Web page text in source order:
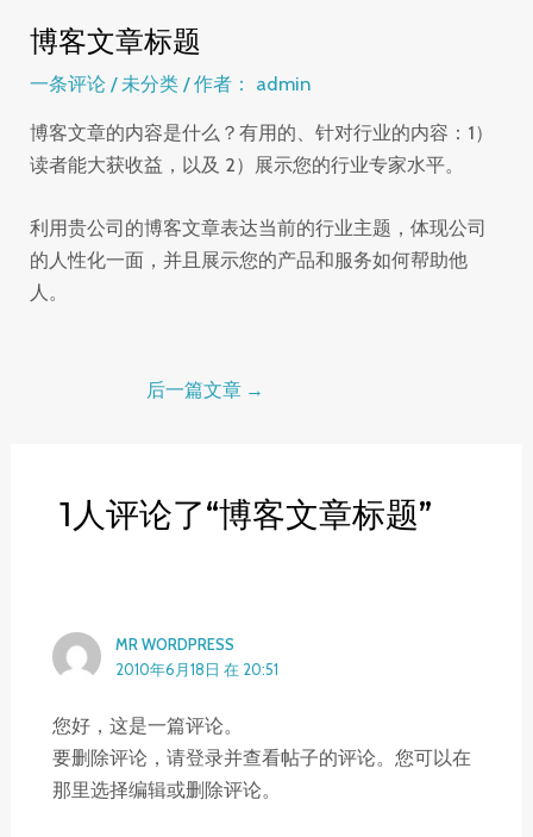
博客文章标题
一条评论 / 未分类 / 作者： admin
博客文章的内容是什么？有用的、针对行业的内容：1）
读者能大获收益，以及 2）展示您的行业专家水平。
利用贵公司的博客文章表达当前的行业主题，体现公司
的人性化一面，并且展示您的产品和服务如何帮助他
人。
后一篇文章 →
1人评论了“博客文章标题”
MR WORDPRESS
2010年6月18日 在 20:51
您好，这是一篇评论。
要删除评论，请登录并查看帖子的评论。您可以在
那里选择编辑或删除评论。